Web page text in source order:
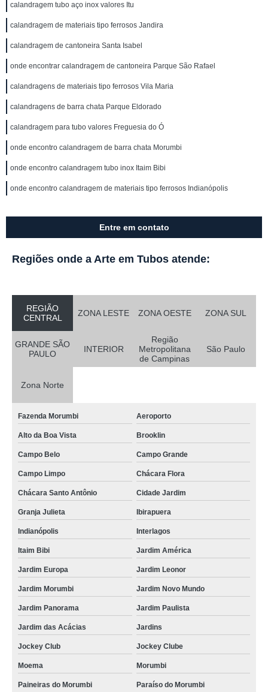
calandragem tubo aço inox valores Itu
calandragem de materiais tipo ferrosos Jandira
calandragem de cantoneira Santa Isabel
onde encontrar calandragem de cantoneira Parque São Rafael
calandragens de materiais tipo ferrosos Vila Maria
calandragens de barra chata Parque Eldorado
calandragem para tubo valores Freguesia do Ó
onde encontro calandragem de barra chata Morumbi
onde encontro calandragem tubo inox Itaim Bibi
onde encontro calandragem de materiais tipo ferrosos Indianópolis
Entre em contato
Regiões onde a Arte em Tubos atende:
REGIÃO
CENTRAL
ZONA LESTE ZONA OESTE ZONA SUL
GRANDE SÃO
PAULO
INTERIOR
Região
Metropolitana
de Campinas
São Paulo
Zona Norte
Fazenda Morumbi Aeroporto
Alto da Boa Vista Brooklin
Campo Belo Campo Grande
Campo Limpo Chácara Flora
Chácara Santo Antônio Cidade Jardim
Granja Julieta Ibirapuera
Indianópolis Interlagos
Itaim Bibi Jardim América
Jardim Europa Jardim Leonor
Jardim Morumbi Jardim Novo Mundo
Jardim Panorama Jardim Paulista
Jardim das Acácias Jardins
Jockey Club Jockey Clube
Moema Morumbi
Paineiras do Morumbi Paraíso do Morumbi